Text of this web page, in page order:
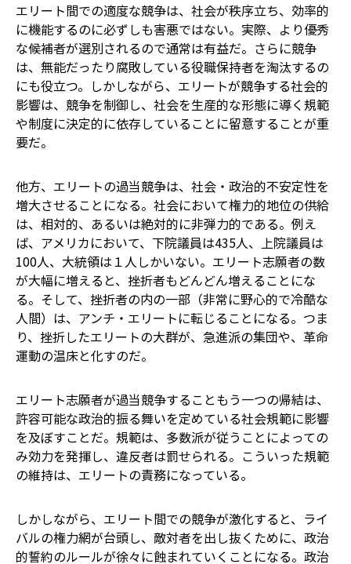
エリート間での適度な競争は、社会が秩序立ち、効率的
に機能するのに必ずしも害悪ではない。実際、より優秀
な候補者が選別されるので通常は有益だ。さらに競争
は、無能だったり腐敗している役職保持者を淘汰するの
にも役立つ。しかしながら、エリートが競争する社会的
影響は、競争を制御し、社会を生産的な形態に導く規範
や制度に決定的に依存していることに留意することが重
要だ。
他方、エリートの過当競争は、社会・政治的不安定性を
増大させることになる。社会において権力的地位の供給
は、相対的、あるいは絶対的に非弾力的である。例え
ば、アメリカにおいて、下院議員は435人、上院議員は
100人、大統領は１人しかいない。エリート志願者の数
が大幅に増えると、挫折者もどんどん増えることにな
る。そして、挫折者の内の一部（非常に野心的で冷酷な
人間）は、アンチ・エリートに転じることになる。つま
り、挫折したエリートの大群が、急進派の集団や、革命
運動の温床と化すのだ。
エリート志願者が過当競争することもう一つの帰結は、
許容可能な政治的振る舞いを定めている社会規範に影響
を及ぼすことだ。規範は、多数派が従うことによっての
み効力を発揮し、違反者は罰せられる。こういった規範
の維持は、エリートの責務になっている。
しかしながら、エリート間での競争が激化すると、ライ
バルの権力網が台頭し、敵対者を出し抜くために、政治
的誓約のルールが徐々に蝕まれていくことになる。政治